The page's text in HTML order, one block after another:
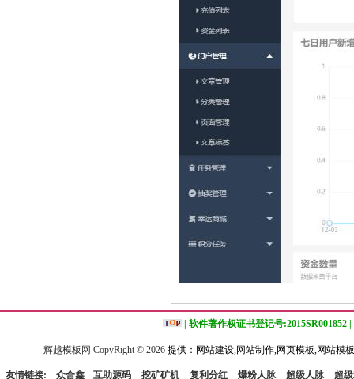
| 软件著作权证书登记号:2015SR001852
辉越模板网 CopyRight ©2026 提供：网站建设,网站制作,网页模板,网站模
友情链接: 众合鑫 互助源码 挖矿矿机 复利分红 爆粉人脉 超级人脉 超